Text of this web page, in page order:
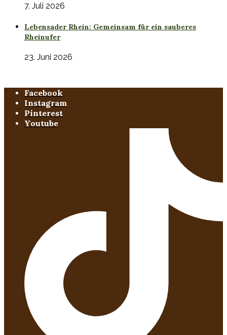
7. Juli 2026
Lebensader Rhein: Gemeinsam für ein sauberes
Rheinufer
23. Juni 2026
Facebook
Instagram
Pinterest
Youtube